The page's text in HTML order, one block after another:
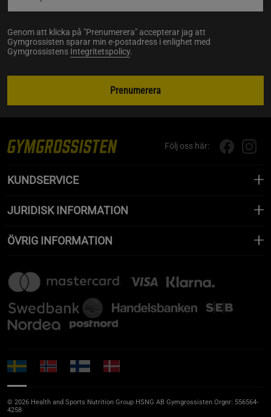
Genom att klicka på "Prenumerera" accepterar jag att
Gymgrossisten sparar min e-postadress i enlighet med
Gymgrossistens Integritetspolicy.
Prenumerera
Följ oss här:
KUNDSERVICE
JURIDISK INFORMATION
ÖVRIG INFORMATION
© 2026 Health and Sports Nutrition Group HSNG AB Gymgrossisten Orgnr: 556564-
4258